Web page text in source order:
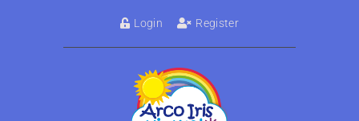
Login Register